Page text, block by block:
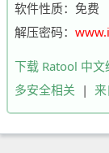
软件性质：免费
解压密码：
下载 Ratool 中
多安全相关 |